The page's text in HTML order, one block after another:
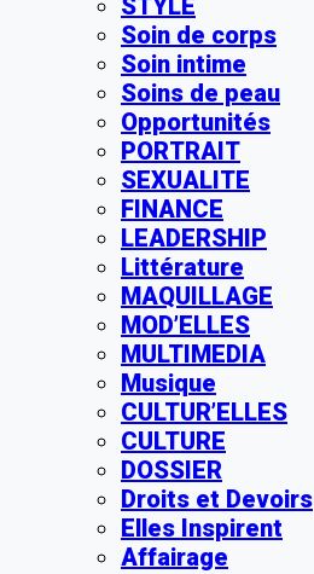
STYLE
Soin de corps
Soin intime
Soins de peau
Opportunités
PORTRAIT
SEXUALITE
FINANCE
LEADERSHIP
Littérature
MAQUILLAGE
MOD’ELLES
MULTIMEDIA
Musique
CULTUR’ELLES
CULTURE
DOSSIER
Droits et Devoirs
Elles Inspirent
Affairage